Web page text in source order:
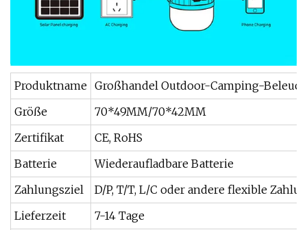
Produktname Großhandel Outdoor-Camping-
Größe
70*49MM/70*42MM
Zertifikat
CE, RoHS
Batterie
Wiederaufladbare Batterie
Zahlungsziel
D/P, T/T, L/C oder andere flexible
Lieferzeit
7-14 Tage